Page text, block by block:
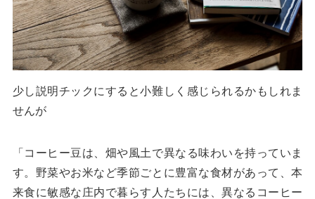
少し説明チックにすると小難しく感じられるかもしれま
せんが
「コーヒー豆は、畑や風土で異なる味わいを持っていま
す。野菜やお米など季節ごとに豊富な食材があって、本
来食に敏感な庄内で暮らす人たちには、異なるコーヒー